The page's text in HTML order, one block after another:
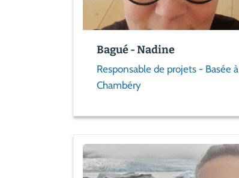
Bagué - Nadine
Responsable de projets - Basée à
Chambéry